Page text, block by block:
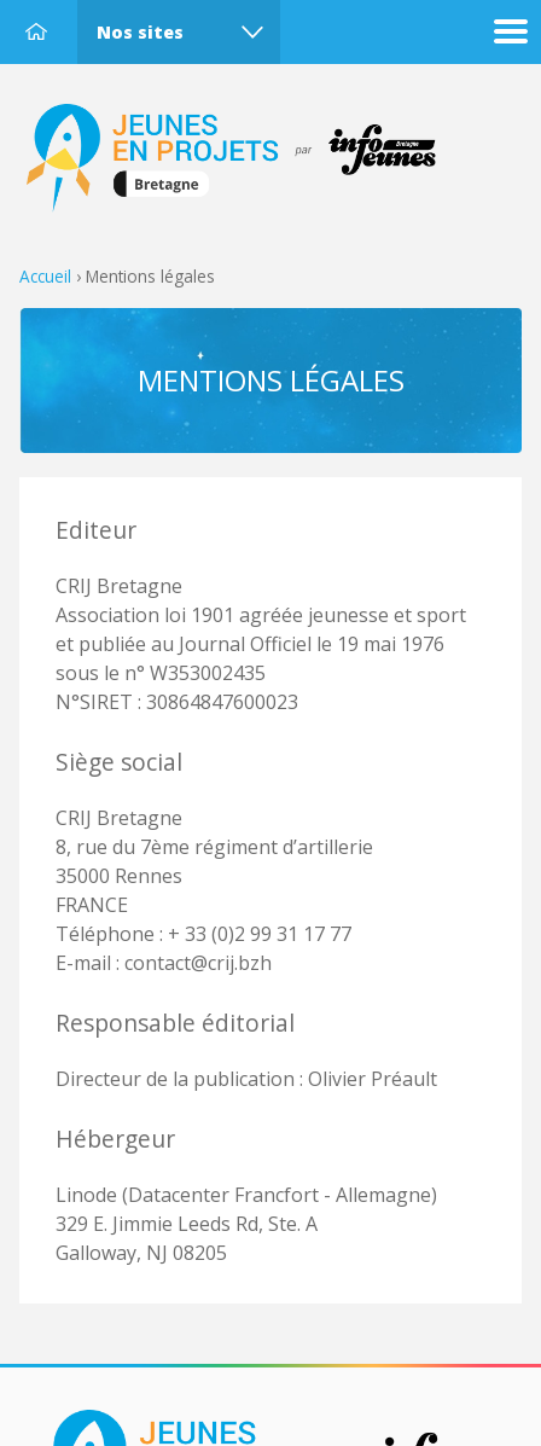
Nos sites
Accueil › Mentions légales
MENTIONS LÉGALES
Editeur
CRIJ Bretagne
Association loi 1901 agréée jeunesse et sport
et publiée au Journal Officiel le 19 mai 1976
sous le n° W353002435
N°SIRET : 30864847600023
Siège social
CRIJ Bretagne
8, rue du 7ème régiment d’artillerie
35000 Rennes
FRANCE
Téléphone : + 33 (0)2 99 31 17 77
E-mail : contact@crij.bzh
Responsable éditorial
Directeur de la publication : Olivier Préault
Hébergeur
Linode (Datacenter Francfort - Allemagne)
329 E. Jimmie Leeds Rd, Ste. A
Galloway, NJ 08205